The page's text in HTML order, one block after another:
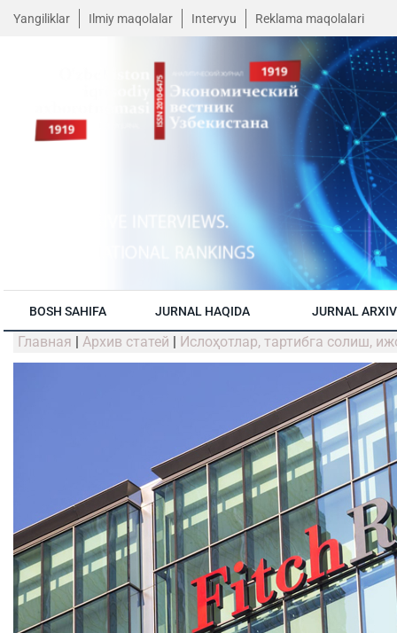
Yangiliklar Ilmiy maqolalar Intervyu Reklama maqolalari
BOSH SAHIFA JURNAL HAQIDA JURNAL
Главная | Архив статей | Ислоҳотлар, тартибга солиш,